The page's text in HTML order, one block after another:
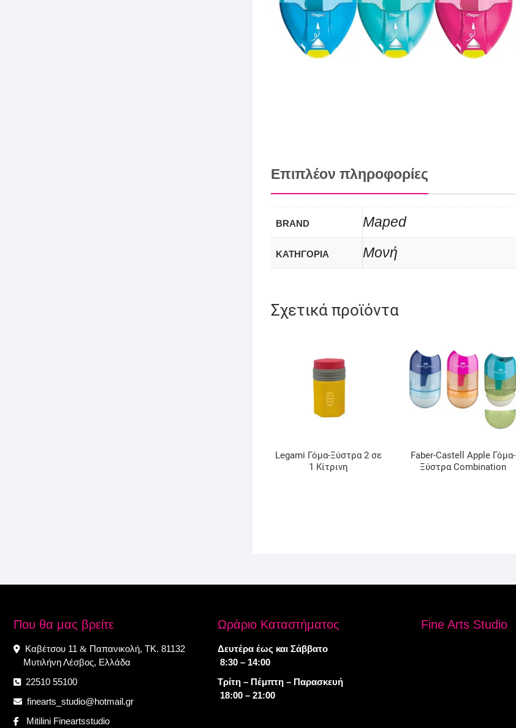
Επιπλέον πληροφορίες
BRAND Maped
ΚΑΤΗΓΟΡΙΑ Μονή
Σχετικά προϊόντα
Legami Γόμα-Ξύστρα 2 σε
1 Κίτρινη
Faber-Castell Apple Γόμα-
Ξύστρα Combination
Που θα μας βρείτε
Καβέτσου 11 & Παπανικολή, ΤΚ. 81132
Μυτιλήνη Λέσβος, Ελλάδα
22510 55100
finearts_studio@hotmail.gr
Mitilini Fineartsstudio
Ωράριο Καταστήματος
Δευτέρα έως και Σάββατο
8:30 – 14:00
Τρίτη – Πέμπτη – Παρασκευή
18:00 – 21:00
Fine Arts Studio